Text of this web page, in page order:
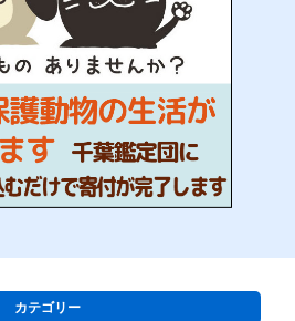
カテゴリー